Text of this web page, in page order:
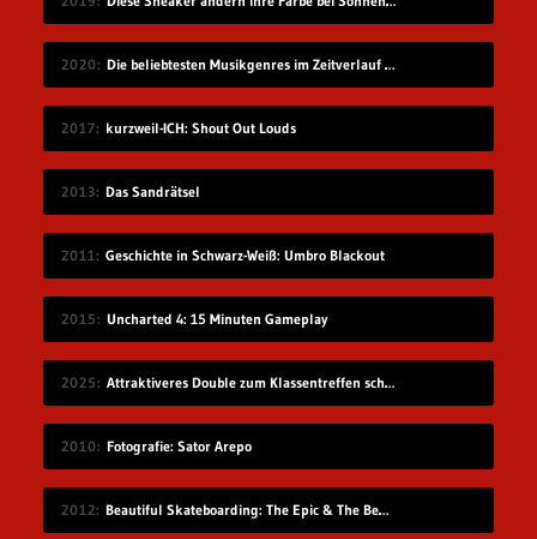
2020 Die beliebtesten Musikgenres im Zeitverlauf (1910-2019)
2017 kurzweil-ICH: Shout Out Louds
2013 Das Sandrätsel
2011 Geschichte in Schwarz-Weiß: Umbro Blackout
2015 Uncharted 4: 15 Minuten Gameplay
2025 Attraktiveres Double zum Klassentreffen schicken
2010 Fotografie: Sator Arepo
2012 Beautiful Skateboarding: The Epic & The Beasts